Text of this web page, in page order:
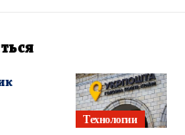
Технологии